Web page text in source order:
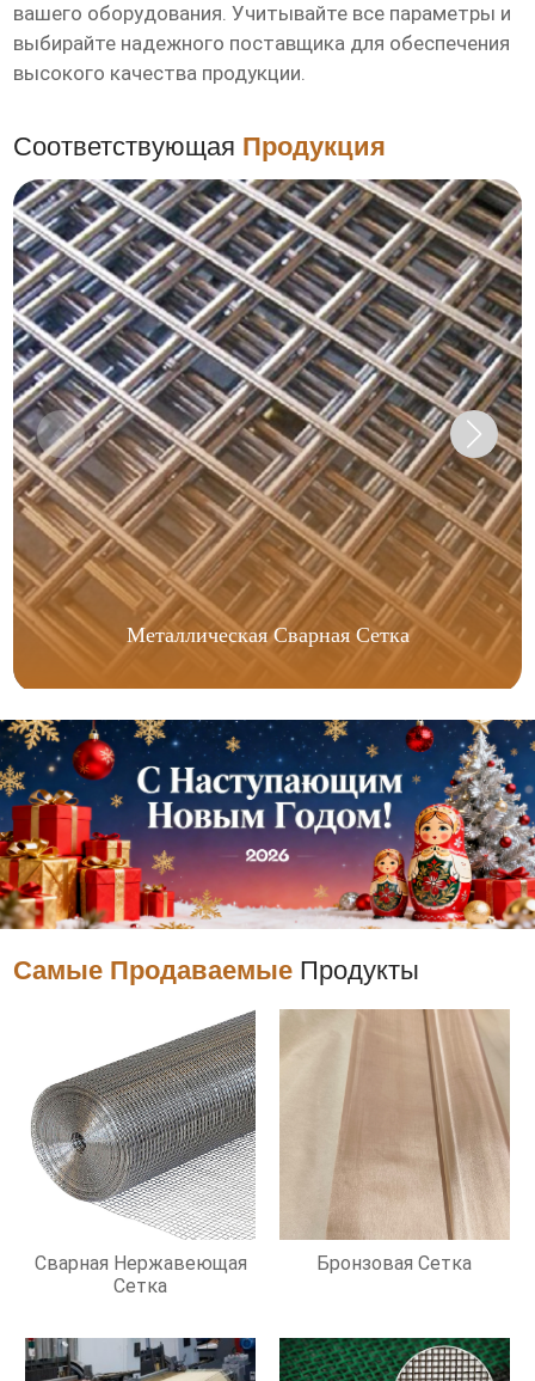
вашего оборудования. Учитывайте все параметры и
выбирайте надежного поставщика для обеспечения
высокого качества продукции.
Соответствующая Продукция
Металлическая Сварная Сетка
Самые Продаваемые Продукты
Сварная Нержавеющая
Сетка
Бронзовая Сетка